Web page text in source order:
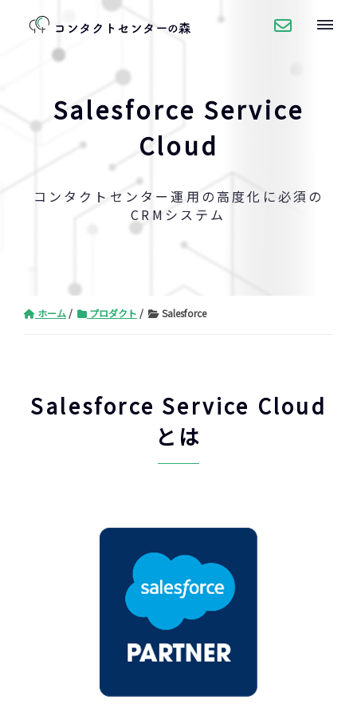
Salesforce Service
Cloud
コンタクトセンター運用の高度化に必須の
CRMシステム
ホーム プロダクト Salesforce
Salesforce Service Cloud
とは